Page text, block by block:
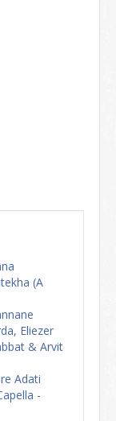
(A
Eliezer
& Arvit
Adati
-